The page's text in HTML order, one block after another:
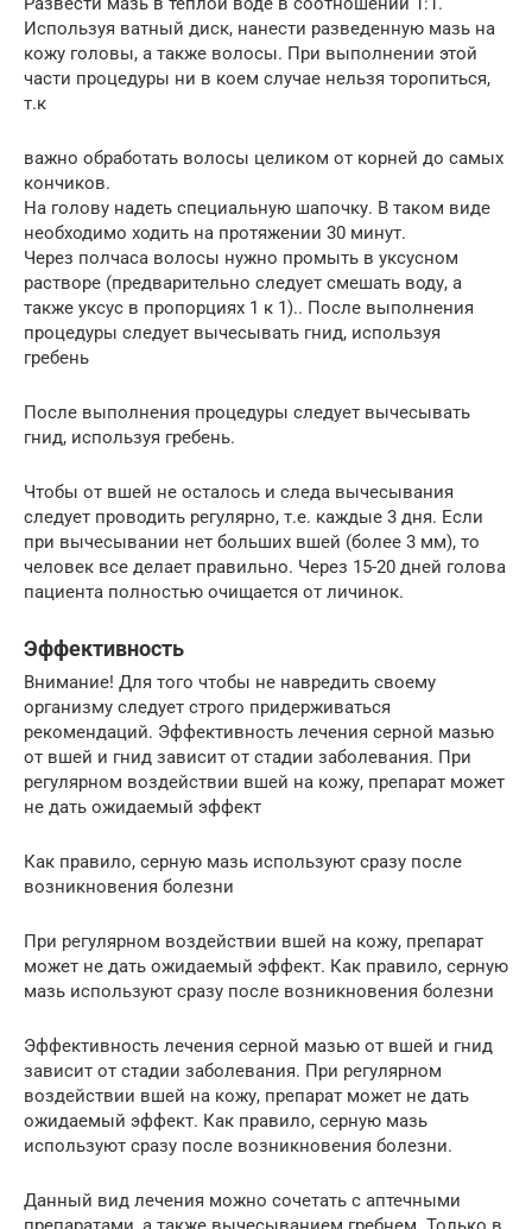
Используя ватный диск, нанести разведенную мазь на
кожу головы, а также волосы. При выполнении этой
части процедуры ни в коем случае нельзя торопиться,
т.к
важно обработать волосы целиком от корней до самых
кончиков.
На голову надеть специальную шапочку. В таком виде
необходимо ходить на протяжении 30 минут.
Через полчаса волосы нужно промыть в уксусном
растворе (предварительно следует смешать воду, а
также уксус в пропорциях 1 к 1).. После выполнения
процедуры следует вычесывать гнид, используя
гребень
После выполнения процедуры следует вычесывать
гнид, используя гребень.
Чтобы от вшей не осталось и следа вычесывания
следует проводить регулярно, т.е. каждые 3 дня. Если
при вычесывании нет больших вшей (более 3 мм), то
человек все делает правильно. Через 15-20 дней голова
пациента полностью очищается от личинок.
Эффективность
Внимание! Для того чтобы не навредить своему
организму следует строго придерживаться
рекомендаций. Эффективность лечения серной мазью
от вшей и гнид зависит от стадии заболевания. При
регулярном воздействии вшей на кожу, препарат может
не дать ожидаемый эффект
Как правило, серную мазь используют сразу после
возникновения болезни
При регулярном воздействии вшей на кожу, препарат
может не дать ожидаемый эффект. Как правило, серную
мазь используют сразу после возникновения болезни
Эффективность лечения серной мазью от вшей и гнид
зависит от стадии заболевания. При регулярном
воздействии вшей на кожу, препарат может не дать
ожидаемый эффект. Как правило, серную мазь
используют сразу после возникновения болезни.
Данный вид лечения можно сочетать с аптечными